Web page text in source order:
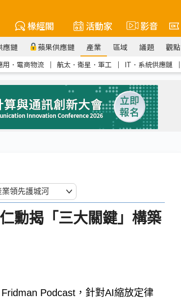
椽經閣 活動家 影音
應鏈 蘋果供應鏈 產業 區域 議題 觀點
用．電商物流 ｜ 航太．衛星．軍工 ｜ IT．系統供應鏈 ｜
勳揭「三大關鍵」構築
Podcast，針對AI縮放定律